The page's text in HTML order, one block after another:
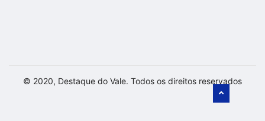
© 2020, Destaque do Vale. Todos os direitos reservados